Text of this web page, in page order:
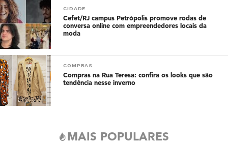
CIDADE
Cefet/RJ campus Petrópolis promove rodas de
conversa online com empreendedores locais da
moda
COMPRAS
Compras na Rua Teresa: confira os looks que são
tendência nesse inverno
MAIS POPULARES